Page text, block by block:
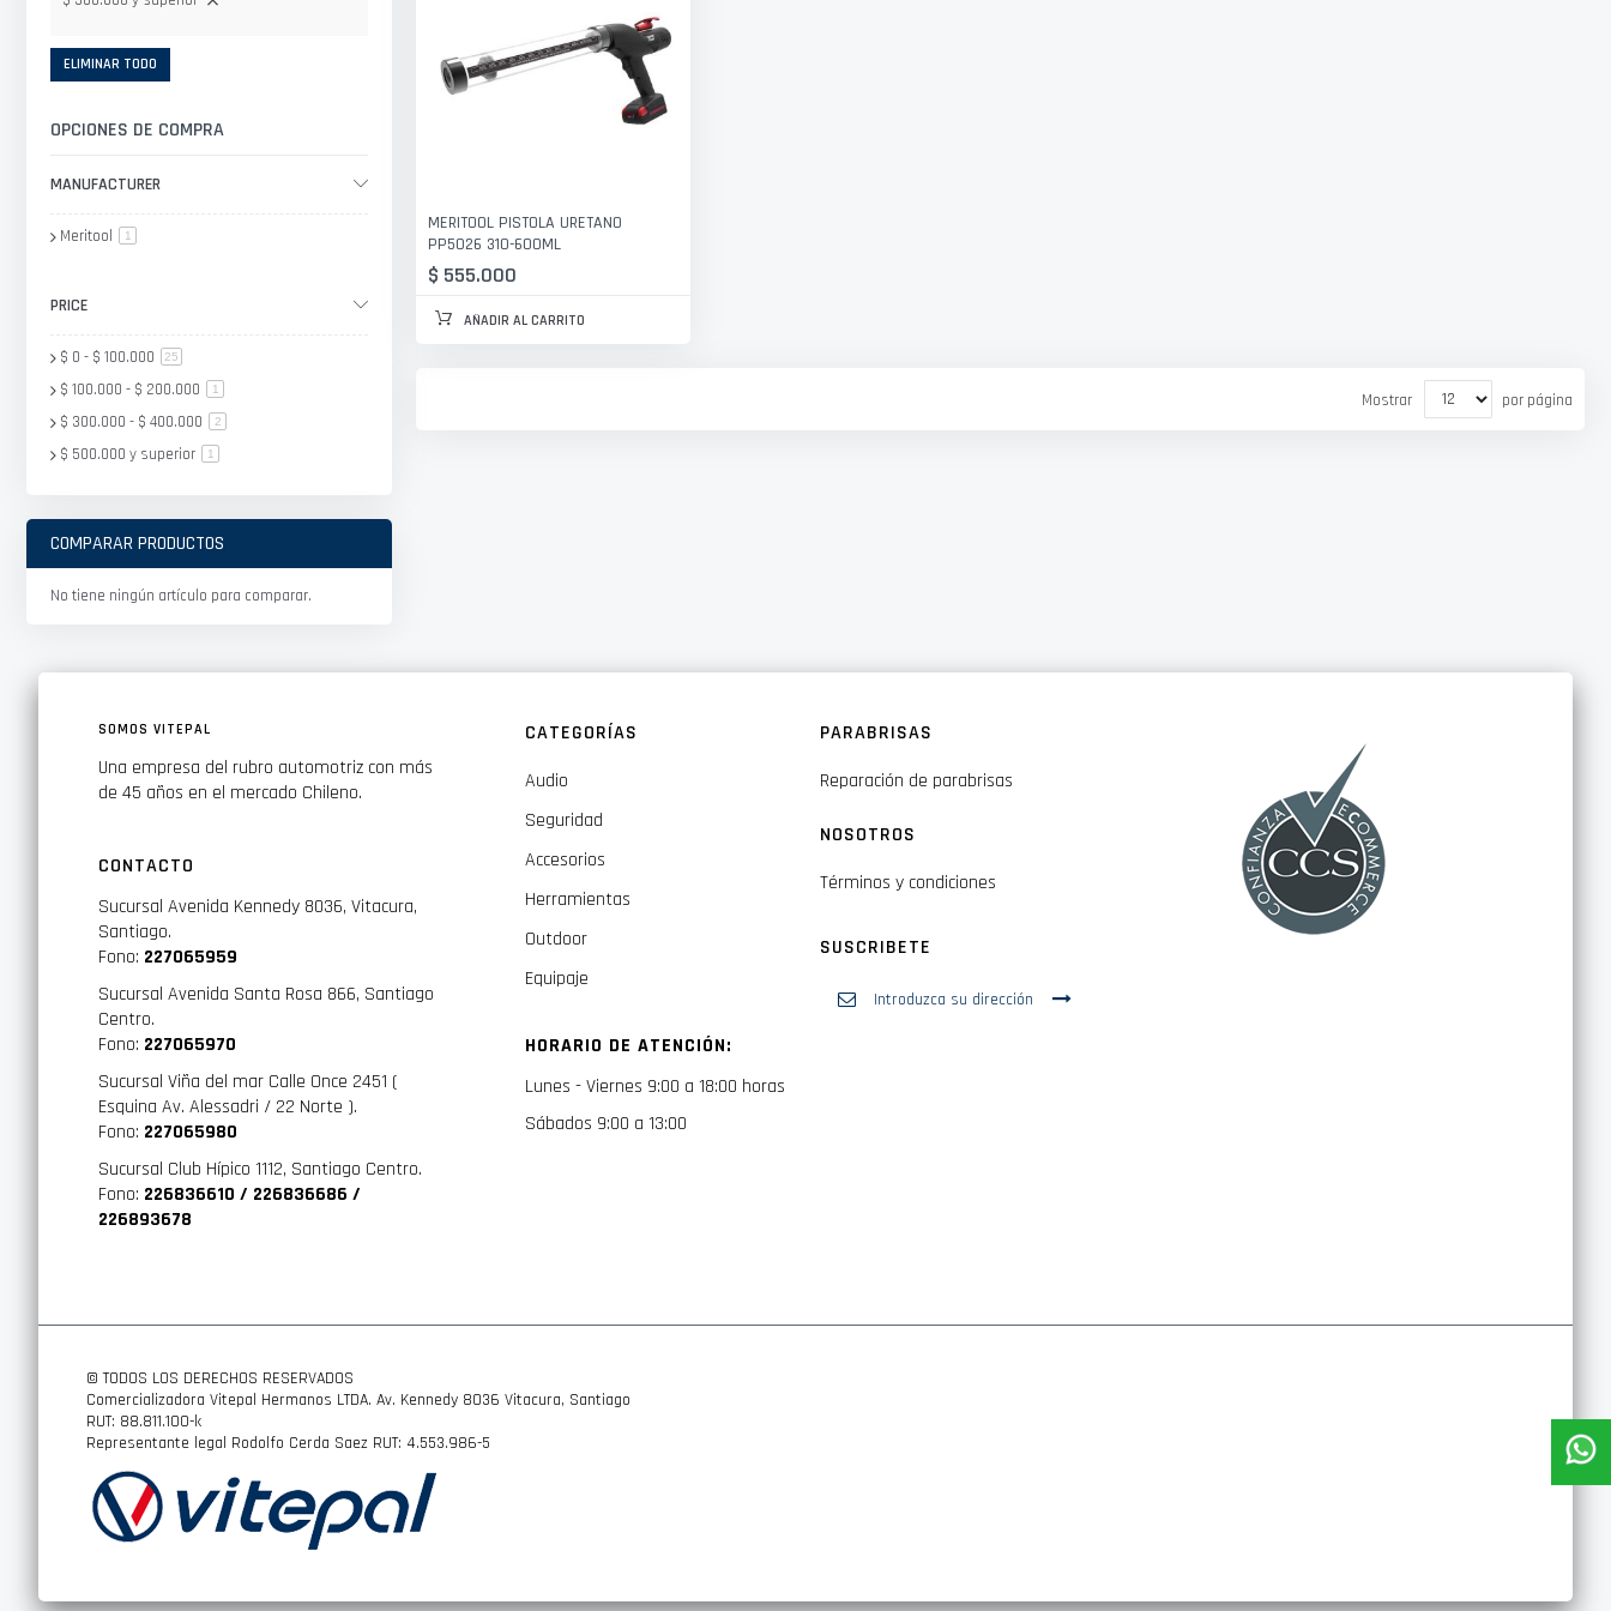
MERITOOL PISTOLA URETANO
PP5026 310-600ML
$ 555.000
AÑADIR AL CARRITO
Mostrar por página
ELIMINAR TODO
OPCIONES DE COMPRA
MANUFACTURER
Meritool 1
PRICE
$ 0 - $ 100.000 25
$ 100.000 - $ 200.000 1
$ 300.000 - $ 400.000 2artículo
$ 500.000 y superior 1
COMPARAR PRODUCTOS
No tiene ningún artículo para comparar.
SOMOS VITEPAL
Una empresa del rubro automotriz con más
de 45 años en el mercado Chileno.
CONTACTO
Sucursal Avenida Kennedy 8036, Vitacura,
Santiago.
Fono: 227065959
Sucursal Avenida Santa Rosa 866, Santiago
Centro.
Fono: 227065970
Sucursal Viña del mar Calle Once 2451 (
Esquina Av. Alessadri / 22 Norte ).
Fono: 227065980
Sucursal Club Hípico 1112, Santiago Centro.
Fono: 226836610 / 226836686 /
226893678
CATEGORÍAS
Audio
Seguridad
Accesorios
Herramientas
Outdoor
Equipaje
HORARIO DE ATENCIÓN:
Lunes - Viernes 9:00 a 18:00 horas
Sábados 9:00 a 13:00
PARABRISAS
Reparación de parabrisas
NOSOTROS
Términos y condiciones
SUSCRIBETE
© TODOS LOS DERECHOS RESERVADOS
Comercializadora Vitepal Hermanos LTDA. Av. Kennedy 8036 Vitacura, Santiago
RUT: 88.811.100-k
Representante legal Rodolfo Cerda Saez RUT: 4.553.986-5